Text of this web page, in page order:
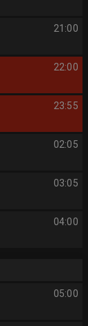
21:00
22:00
23:55
02:05
03:05
04:00
05:00